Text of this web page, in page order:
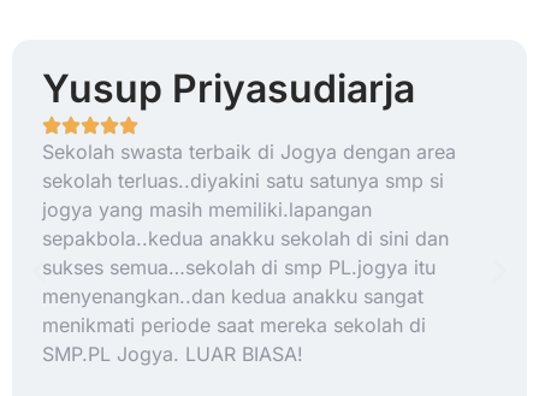
Yusup Priyasudiarja
Sekolah swasta terbaik di Jogya dengan area
sekolah terluas..diyakini satu satunya smp si
jogya yang masih memiliki.lapangan
sepakbola..kedua anakku sekolah di sini dan
sukses semua…sekolah di smp PL.jogya itu
menyenangkan..dan kedua anakku sangat
menikmati periode saat mereka sekolah di
SMP.PL Jogya. LUAR BIASA!